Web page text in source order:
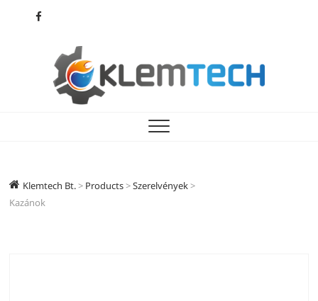
Klemtech Bt.
Klemtech Bt.> Products>Szerelvények>
Kazánok